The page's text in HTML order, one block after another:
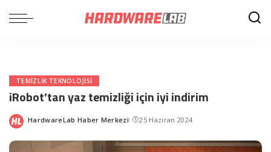
TEMIZLIK TEKNOLOJISI
iRobot’tan yaz temizliği için iyi indirim
Posted
HardwareLab Haber Merkezi 25 Haziran 2024